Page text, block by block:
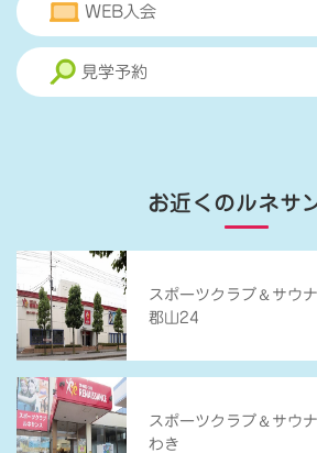
WEB入会
見学予約
お近くのルネサ
スポーツクラブ ＆ サウ
郡山24
スポーツクラブ ＆ サウ
わき